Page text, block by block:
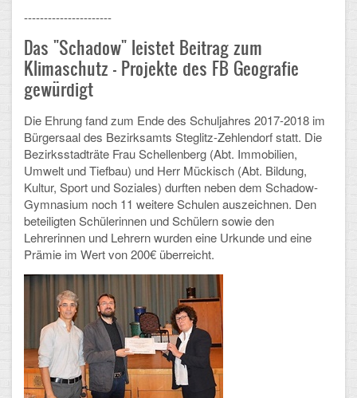
----------------------
Das "Schadow" leistet Beitrag zum
Klimaschutz - Projekte des FB Geografie
gewürdigt
Die Ehrung fand zum Ende des Schuljahres 2017-2018 im
Bürgersaal des Bezirksamts Steglitz-Zehlendorf statt. Die
Bezirksstadträte Frau Schellenberg (Abt. Immobilien,
Umwelt und Tiefbau) und Herr Mückisch (Abt. Bildung,
Kultur, Sport und Soziales) durften neben dem Schadow-
Gymnasium noch 11 weitere Schulenauszeichnen. Den
beteiligten Schülerinnen und Schülern sowie den
Lehrerinnen und Lehrern wurden eine Urkunde und eine
Prämie im Wert von 200€ überreicht.